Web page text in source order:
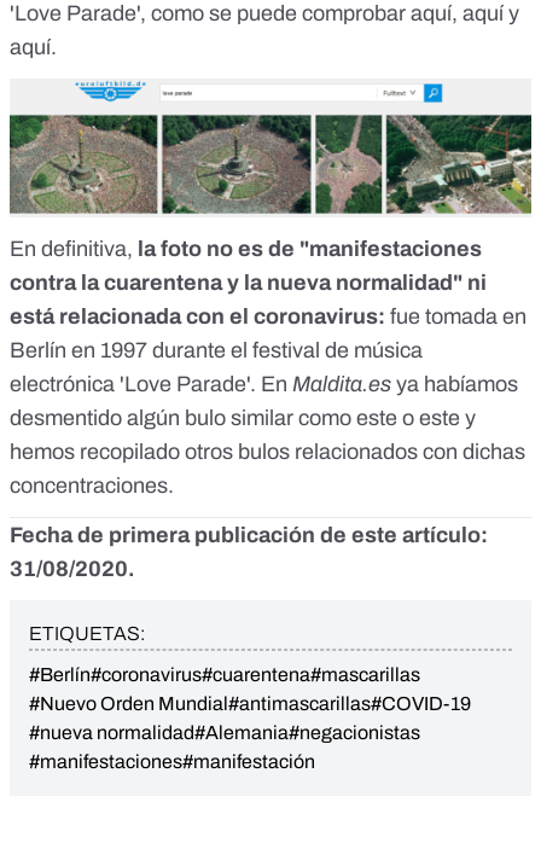
'Love Parade', como se puede comprobar aquí, aquíy
aquí.
En definitiva, la foto no es de "manifestaciones
contra la cuarentena y la nueva normalidad" ni
está relacionada con el coronavirus: fue tomada en
Berlín en 1997 durante el festival de música
electrónica 'Love Parade'. En Maldita.es ya habíamos
desmentido algún bulo similar como este o este y
hemos recopilado otros bulos relacionados con dichas
concentraciones.
Fecha de primera publicación de este artículo:
31/08/2020.
ETIQUETAS:
#Berlín#coronavirus#cuarentena#mascarillas
#Nuevo Orden Mundial#antimascarillas#COVID-19
#nueva normalidad#Alemania#negacionistas
#manifestaciones#manifestación